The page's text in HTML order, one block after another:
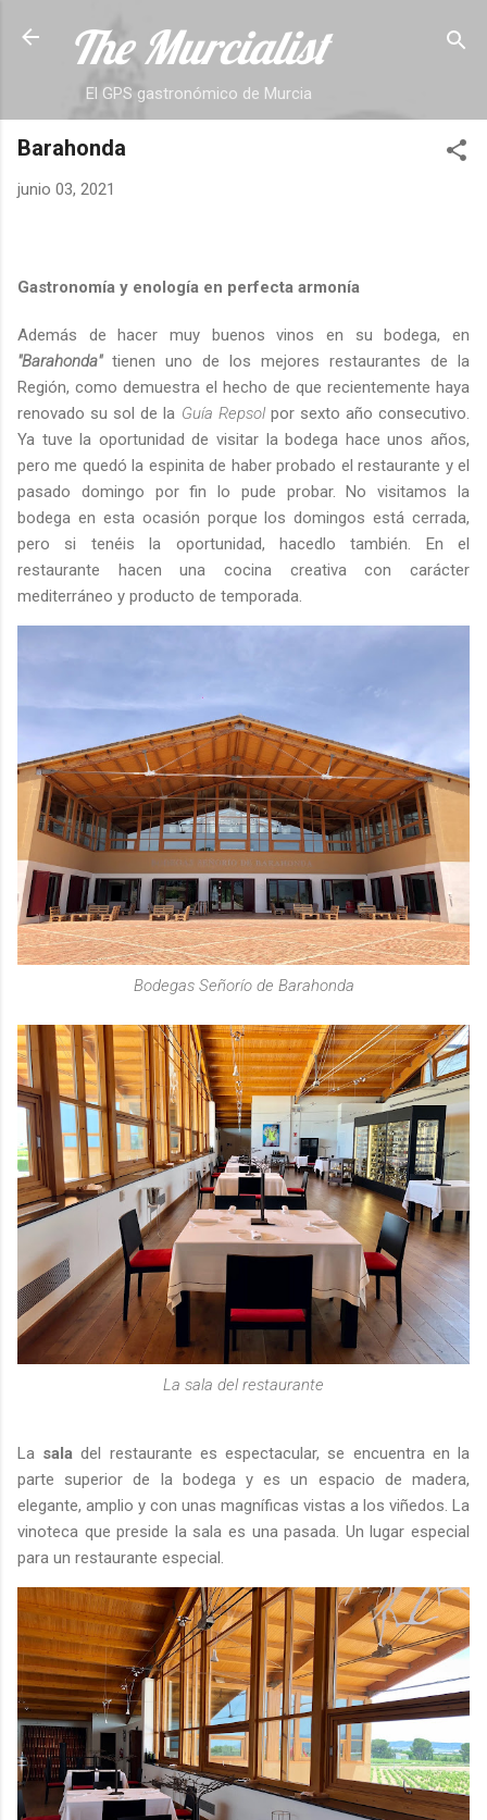
Ir al contenido principal
The Murcialist
El GPS gastronómico de Murcia
Barahonda
junio 03, 2021
Gastronomía y enología en perfecta armonía
Además de hacer muy buenos vinos en su bodega, en
"Barahonda"tienen uno de los mejores restaurantes de la
Región, como demuestra el hecho de que recientemente haya
renovado su sol de la Guía Repsolpor sexto año consecutivo.
Ya tuve la oportunidad de visitar la bodega hace unos años,
pero me quedó la espinita de haber probado el restaurante y el
pasado domingo por fin lo pude probar. No visitamos la
bodega en esta ocasión porque los domingos está cerrada,
pero si tenéis la oportunidad, hacedlo también. En el
restaurante hacen una cocina creativa con carácter
mediterráneo y producto de temporada.
Bodegas Señorío de Barahonda
La sala del restaurante
La sala del restaurante es espectacular, se encuentra en la
parte superior de la bodega y es un espacio de madera,
elegante, amplio y con unas magníficas vistas a los viñedos. La
vinoteca que preside la sala es una pasada. Un lugar especial
para un restaurante especial.